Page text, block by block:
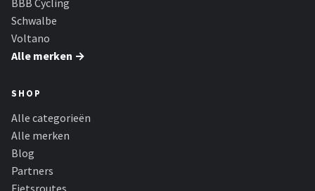
BBB Cycling
Schwalbe
Voltano
Alle merken →
SHOP
Alle categorieën
Alle merken
Blog
Partners